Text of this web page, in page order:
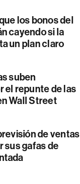
los bonos del
cayendo si la
un plan claro
suben
el repunte de las
Wall Street
de ventas
sus gafas de